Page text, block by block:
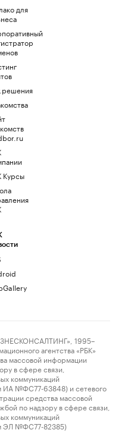
для
Курсы
1995–
агентства «РБК»
массовой информации
в сфере связи,
коммуникаций
ИА №ФС77-63848) и сетевого
средства массовой
по надзору в сфере связи,
коммуникаций
ЭЛ №ФС77-82385)